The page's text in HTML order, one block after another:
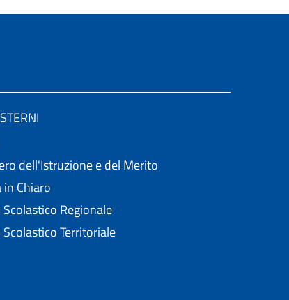
dell'Istruzione e del Merito
in Chiaro
Regionale
Territoriale